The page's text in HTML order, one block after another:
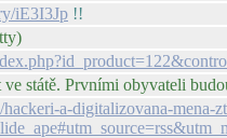
iE3I3Jp !!
ve státě. Prvními obyvateli
a-digitalizovana-mena-